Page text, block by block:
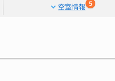
空室情報 5